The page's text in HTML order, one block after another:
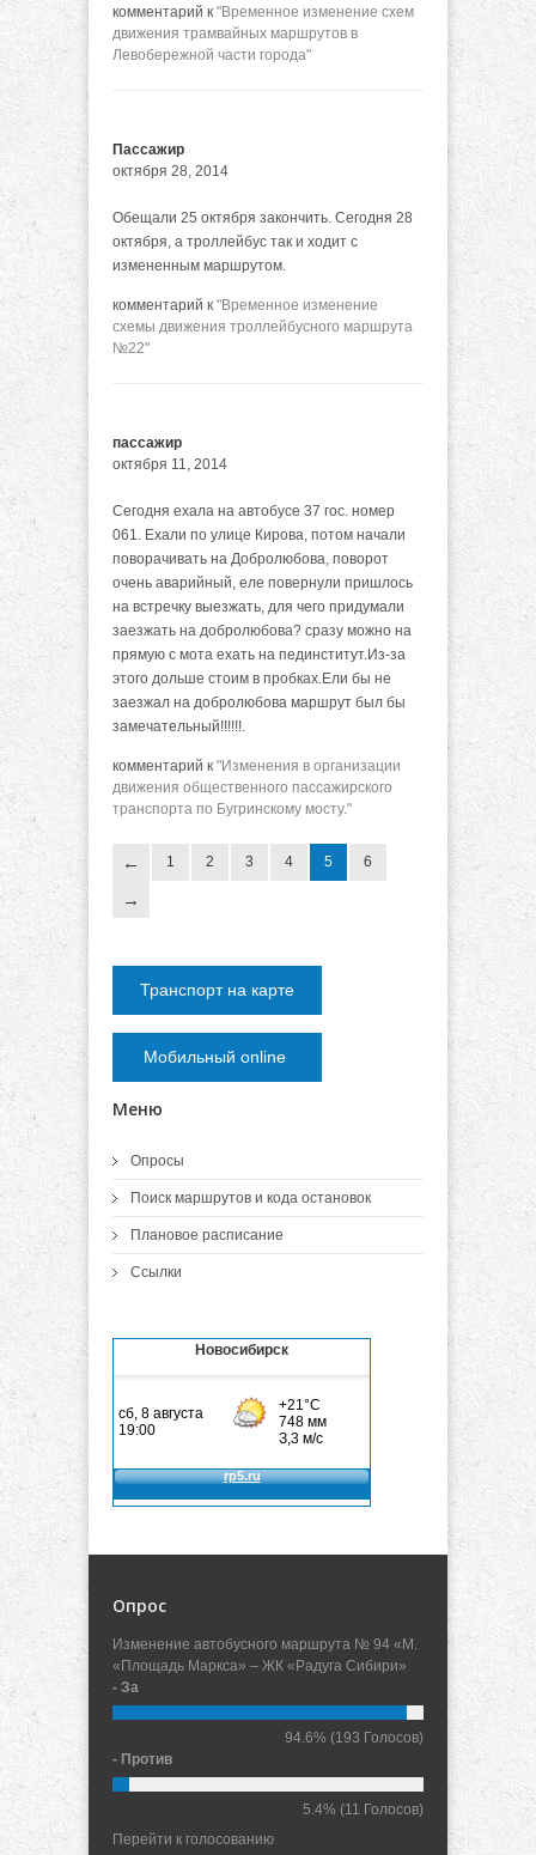
комментарий к "Временное изменение схем
движения трамвайных маршрутов в
Левобережной части города"
Пассажир
октября 28, 2014
Обещали 25 октября закончить. Сегодня 28
октября, а троллейбус так и ходит с
измененным маршрутом.
комментарий к "Временное изменение
схемы движения троллейбусного маршрута
№22"
пассажир
октября 11, 2014
Сегодня ехала на автобусе 37 гос. номер
061. Ехали по улице Кирова, потом начали
поворачивать на Добролюбова, поворот
очень аварийный, еле повернули пришлось
на встречку выезжать, для чего придумали
заезжать на добролюбова? сразу можно на
прямую с мота ехать на пединститут.Из-за
этого дольше стоим в пробках.Ели бы не
заезжал на добролюбова маршрут был бы
замечательный!!!!!!.
комментарий к "Изменения в организации
движения общественного пассажирского
транспорта по Бугринскому мосту."
1 2 3 4 5 6
Транспорт на карте
Мобильный online
Меню
Опросы
Поиск маршрутов и кода остановок
Плановое расписание
Ссылки
Новосибирск
Опрос
Изменение автобусного маршрута № 94 «М.
«Площадь Маркса» – ЖК «Радуга Сибири»
- За
94.6% (193 Голосов)
- Против
5.4% (11 Голосов)
Перейти к голосованию